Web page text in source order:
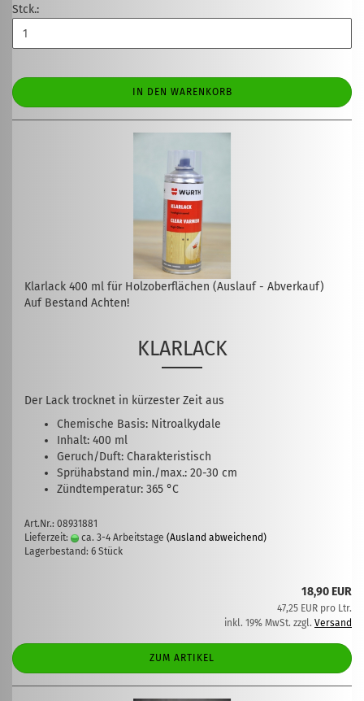
Stck.:
IN DEN WARENKORB
Klarlack 400 ml für Holzoberflächen (Auslauf - Abverkauf)
Auf Bestand Achten!
KLARLACK
Der Lack trocknet in kürzester Zeit aus
Chemische Basis: Nitroalkydale
Inhalt: 400 ml
Geruch/Duft: Charakteristisch
Sprühabstand min./max.: 20-30 cm
Zündtemperatur: 365 °C
Art.Nr.: 08931881
Lieferzeit:
ca. 3-4 Arbeitstage (Ausland abweichend)
Lagerbestand: 6 Stück
18,90 EUR
47,25 EUR pro Ltr.
inkl. 19% MwSt. zzgl. Versand
ZUM ARTIKEL